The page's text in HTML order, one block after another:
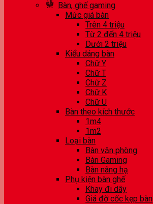
Bàn, ghế gaming
Mức giá bàn
Trên 4 triệu
Từ 2 đến 4 triệu
Dưới 2 triệu
Kiểu dáng bàn
Chữ Y
Chữ T
Chữ Z
Chữ K
Chữ U
Bàn theo kích thước
1m4
1m2
Loại bàn
Bàn văn phòng
Bàn Gaming
Bàn nâng hạ
Phụ kiện bàn ghế
Khay đi dây
Giá đỡ cốc kẹp bàn